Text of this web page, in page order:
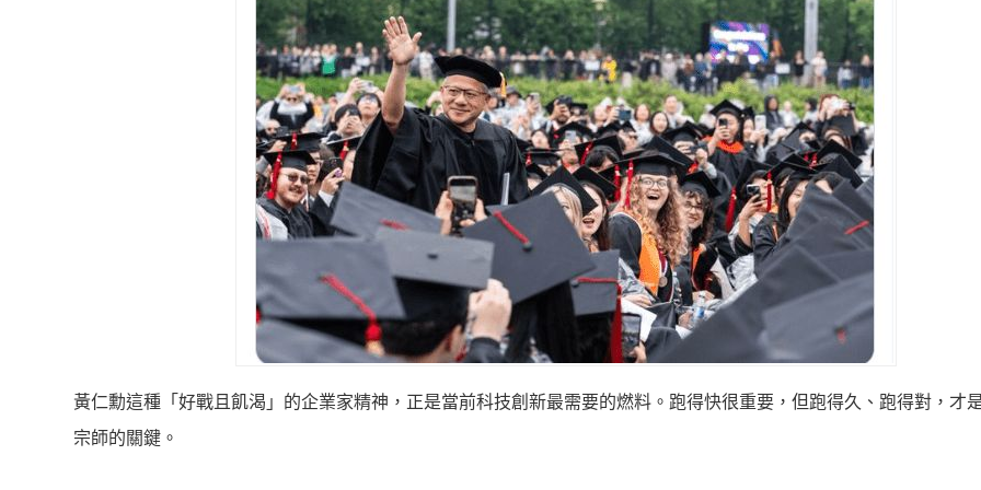
黃仁勳這種「好戰且飢渴」的企業家精神，正是當前科技創新最需要的燃料。跑得快很重要，但跑得久、跑得對，才
宗師的關鍵。